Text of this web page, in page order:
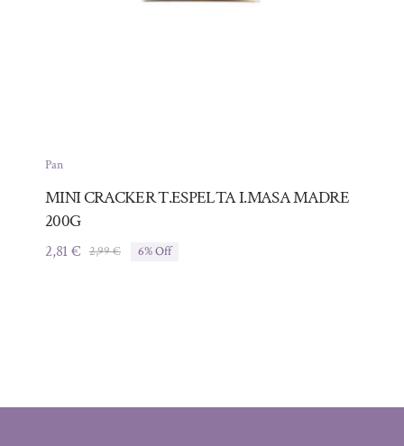
Pan
MINI CRACKER T.ESPELTA I.MASA MADRE
200G
2,99€El
2,81€
El
6% Off